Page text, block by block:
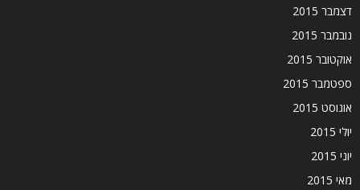
דצמבר 2015
נובמבר 2015
אוקטובר 2015
ספטמבר 2015
אוגוסט 2015
יולי 2015
יוני 2015
מאי 2015